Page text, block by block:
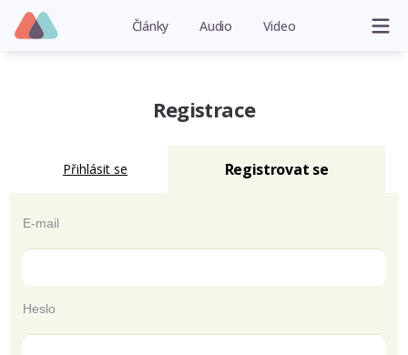
Články Audio Video
Registrace
Přihlásit se Registrovat se
E-mail
Heslo